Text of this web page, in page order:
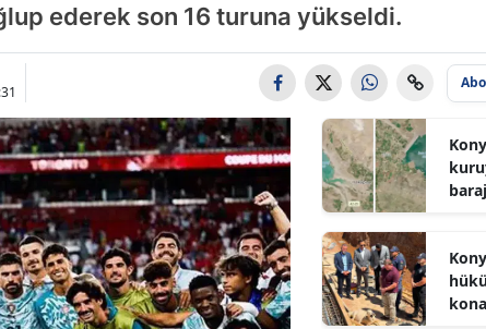
Artvin
Balıkesir
Bilecik
Bingöl
Bitlis
Bolu
ederek son 16 turuna yükseldi.